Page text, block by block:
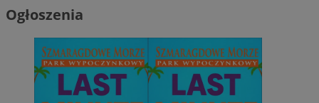
Ogłoszenia